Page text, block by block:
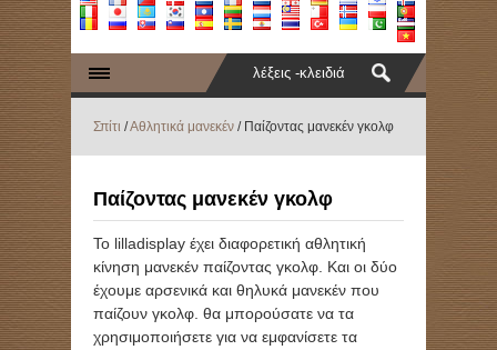
Σπίτι /Αθλητικά μανεκέν / Παίζοντας μανεκέν γκολφ
Παίζοντας μανεκέν γκολφ
Το lilladisplay έχει διαφορετική αθλητική
κίνηση μανεκέν παίζοντας γκολφ. Και οι δύο
έχουμε αρσενικά και θηλυκά μανεκέν που
παίζουν γκολφ. θα μπορούσατε να τα
χρησιμοποιήσετε για να εμφανίσετε τα